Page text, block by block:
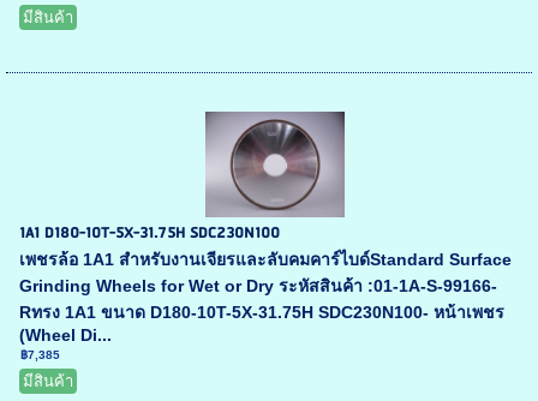
มีสินค้า
1A1 D180-10T-5X-31.75H SDC230N100
เพชรล้อ 1A1 สำหรับงานเจียรและลับคมคาร์ไบด์Standard Surface
Grinding Wheels for Wet or Dry ระหัสสินค้า :01-1A-S-99166-
Rทรง 1A1 ขนาด D180-10T-5X-31.75H SDC230N100- หน้าเพชร
(Wheel Di...
฿7,385
มีสินค้า